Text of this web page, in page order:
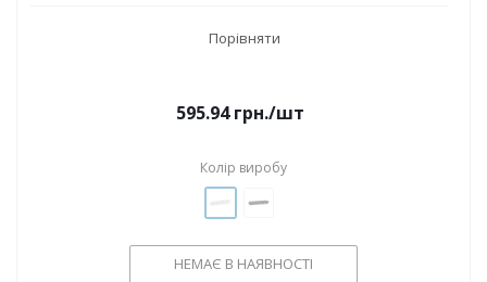
Порівняти
595.94грн./шт
Колір виробу
НЕМАЄ В НАЯВНОСТІ